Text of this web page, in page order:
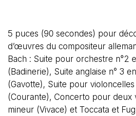
5 puces (90 secondes) pour
d’œuvres du compositeur
Bach : Suite pour orchestre n°2
(Badinerie), Suite anglaise n° 3
(Gavotte), Suite pour
(Courante), Concerto pour deux
mineur (Vivace) et Toccata et